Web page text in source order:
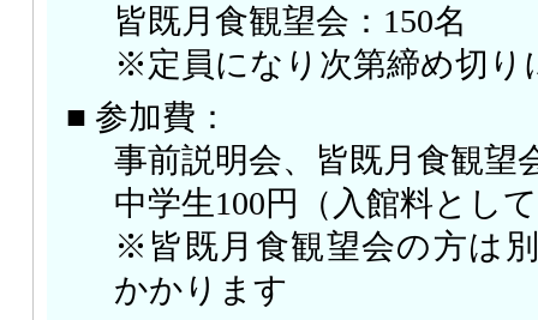
皆既月食観望会：150名
※定員になり次第締め切り
■ 参加費：
事前説明会、皆既月食観望
中学生100円（入館料とし
※皆既月食観望会の方は
かかります